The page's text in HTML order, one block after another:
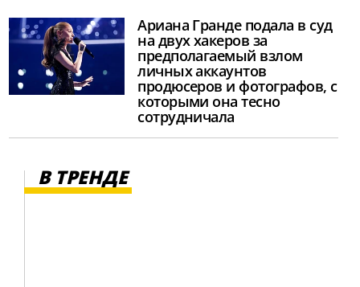
Ариана Гранде подала в суд
на двух хакеров за
предполагаемый взлом
личных аккаунтов
продюсеров и фотографов, с
которыми она тесно
сотрудничала
В ТРЕНДЕ